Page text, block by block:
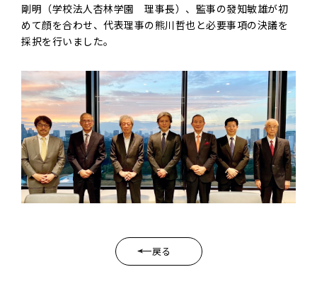
剛明（学校法人杏林学園 理事長）、監事の發知敏雄が初
めて顔を合わせ、代表理事の熊川哲也と必要事項の決議を
採択を行いました。
戻る